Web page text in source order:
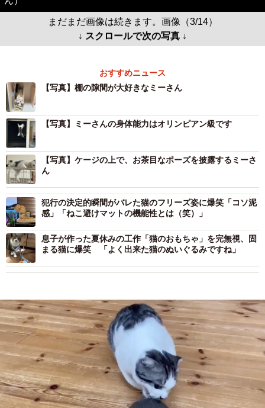
まだまだ画像は続きます。画像（3/14）
↓ スクロールで次の写真 ↓
おすすめニュース
【写真】棚の隙間が大好きなミーさん
【写真】ミーさんの身体能力はオリンピアン級です
【写真】ケージの上で、お茶目なポーズを披露するミーさ
ん
犯行の決定的瞬間がバレた猫のフリーズ姿に爆笑「コソ泥
感」「ねこ避けマットの機能性とは（笑）」
息子が作った夏休みの工作「猫のおもちゃ」を完無視、固
まる猫に爆笑 「よく出来た猫のぬいぐるみですね」